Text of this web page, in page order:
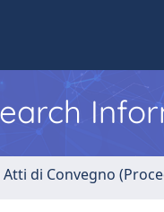
di Convegno